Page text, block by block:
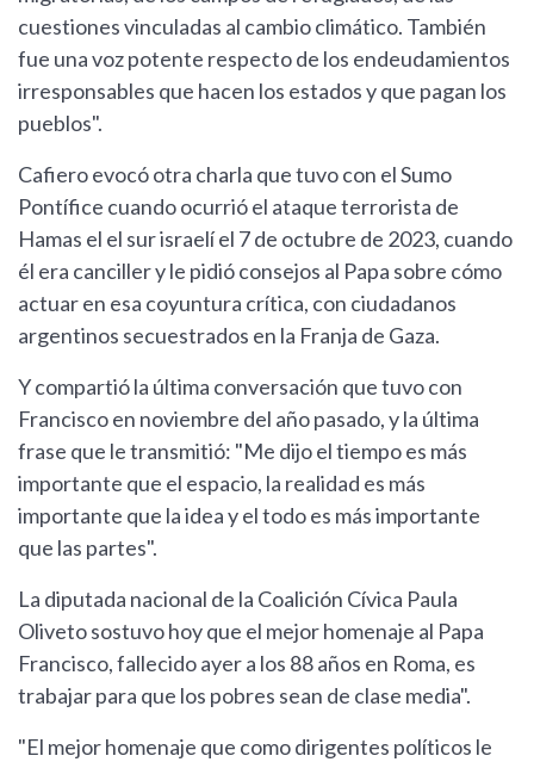
cuestiones vinculadas al cambio climático. También
fue una voz potente respecto de los endeudamientos
irresponsables que hacen los estados y que pagan los
pueblos".
Cafiero evocó otra charla que tuvo con el Sumo
Pontífice cuando ocurrió el ataque terrorista de
Hamas el el sur israelí el 7 de octubre de 2023, cuando
él era canciller y le pidió consejos al Papa sobre cómo
actuar en esa coyuntura crítica, con ciudadanos
argentinos secuestrados en la Franja de Gaza.
Y compartió la última conversación que tuvo con
Francisco en noviembre del año pasado, y la última
frase que le transmitió: "Me dijo el tiempo es más
importante que el espacio, la realidad es más
importante que la idea y el todo es más importante
que las partes".
La diputada nacional de la Coalición Cívica Paula
Oliveto sostuvo hoy que el mejor homenaje al Papa
Francisco, fallecido ayer a los 88 años en Roma, es
trabajar para que los pobres sean de clase media".
"El mejor homenaje que como dirigentes políticos le